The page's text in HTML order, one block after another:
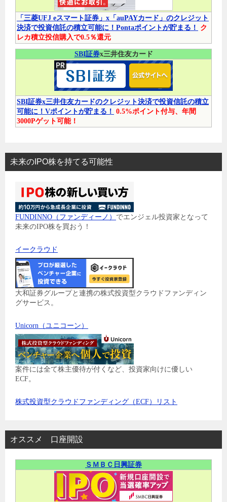
「三菱UFJ eスマート証券」x「auPAYカード」のクレジット
決済で投資信託の積立可能に！Pontaポイントが貯まる！
ク
レカ積立投信購入で0.5％還元
SBI証券x三井住友カード
SBI証券x三井住友カードのクレジット決済で投資信託の積立
可能に！Vポイントが貯まる！ 0.5%ポイント付与、年間
3000Pゲット可能！
未来のIPO株を持てる可能性
FUNDINNO（ファンディーノ） でエンジェル投資家となって
未来のIPO株を買おう！
イークラウド
大和証券グループと連携の株式投資型クラウドファンディン
グサービス。
Unicorn（ユニコーン）
案件には全て株主優待が付くなど、投資家向けに優しい
ECF。
株式投資型クラウドファンディング（ECF）リスト
オススメ 口座開設
ＳＭＢＣ日興証券